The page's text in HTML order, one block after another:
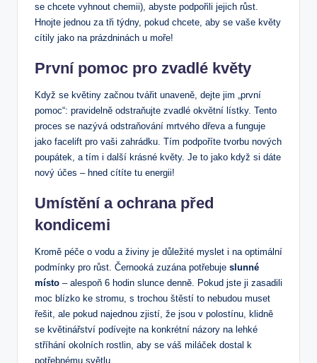
se chcete vyhnout chemii), abyste podpořili jejich růst.
Hnojte jednou za tři týdny, pokud chcete, aby se vaše květy
cítily jako na prázdninách u moře!
První pomoc pro zvadlé květy
Když se květiny začnou tvářit unaveně, dejte jim „první
pomoc“: pravidelně odstraňujte zvadlé okvětní lístky. Tento
proces se nazývá odstraňování mrtvého dřeva a funguje
jako facelift pro vaši zahrádku. Tím podpoříte tvorbu nových
poupátek, a tím i další krásné květy. Je to jako když si dáte
nový účes – hned cítíte tu energii!
Umístění a ochrana před
kondicemi
Kromě péče o vodu a živiny je důležité myslet i na optimální
podmínky pro růst. Černooká zuzána potřebuje slunné
místo – alespoň 6 hodin slunce denně. Pokud jste ji zasadili
moc blízko ke stromu, s trochou štěstí to nebudou muset
řešit, ale pokud najednou zjistí, že jsou v polostínu, klidně
se květinářství podívejte na konkrétní názory na lehké
stříhání okolních rostlin, aby se váš miláček dostal k
potřebnému světlu.